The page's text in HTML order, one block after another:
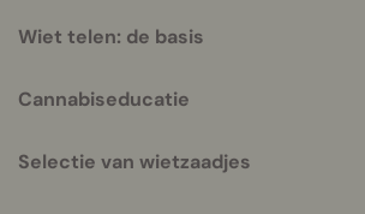
Wiet telen: de basis
Cannabiseducatie
Selectie van wietzaadjes